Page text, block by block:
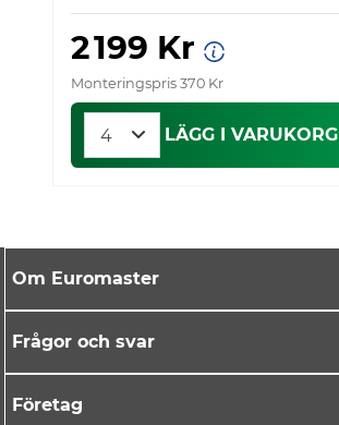
2 199 Kr
Monteringspris 370 Kr
LÄGG I VARUKORG
Om Euromaster
Frågor och svar
Företag